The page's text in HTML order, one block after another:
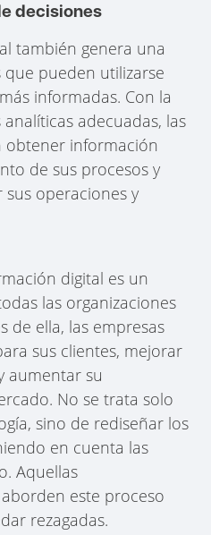
decisiones
también genera una
pueden utilizarse
informadas. Con la
adecuadas, las
obtener información
de sus procesos y
operaciones y
digital es un
las organizaciones
de ella, las empresas
sus clientes, mejorar
aumentar su
No se trata solo
sino de rediseñar los
en cuenta las
Aquellas
este proceso
rezagadas.